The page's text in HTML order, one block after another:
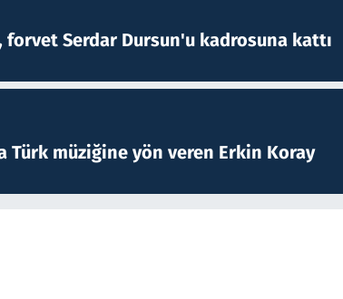
forvet Serdar Dursun'u kadrosuna kattı
Türk müziğine yön veren Erkin Koray